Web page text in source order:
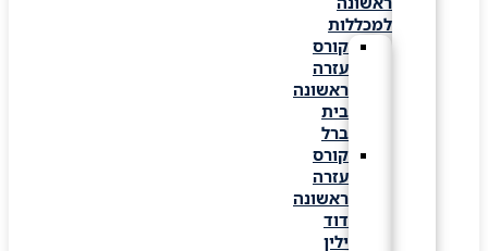
למכללות
קורס
עזרה
ראשונה
קורס
עזרה
ראשונה